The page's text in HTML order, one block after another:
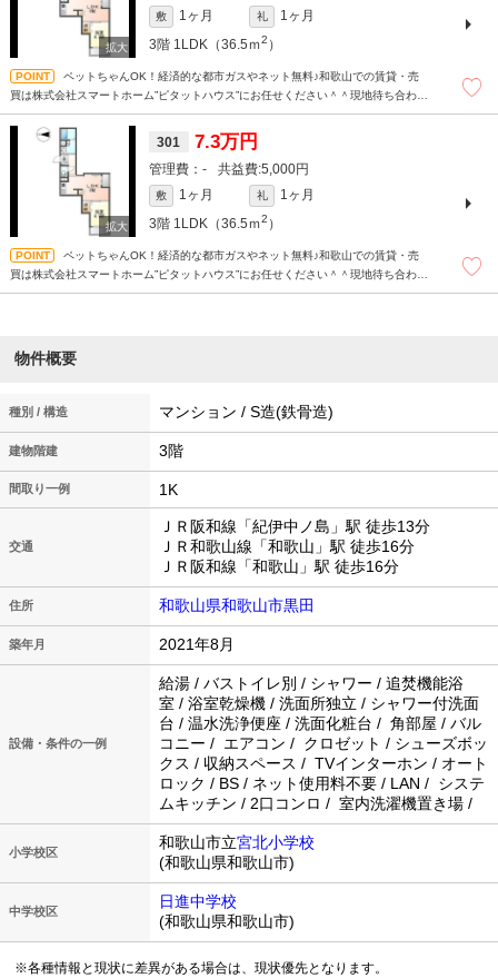
敷 1ヶ月 礼
1ヶ月
3階 1LDK（36.5ｍ2 ）
ペットちゃんOK！経済的な都市ガスやネット無料♪和歌山での賃貸・売
買は株式会社スマートホーム”ピタットハウス”にお任せください＾＾現地待ち合わせ
301 7.3万円
- 5,000円
敷 1ヶ月 礼
1ヶ月
3階 1LDK（36.5ｍ2 ）
ペットちゃんOK！経済的な都市ガスやネット無料♪和歌山での賃貸・売
買は株式会社スマートホーム”ピタットハウス”にお任せください＾＾現地待ち合わせ
物件概要
種別 / 構造 マンション / S造(鉄骨造)
建物階建 3階
間取り一例 1K
交通
ＪＲ阪和線「紀伊中ノ島」駅 徒歩13分
ＪＲ和歌山線「和歌山」駅 徒歩16分
ＪＲ阪和線「和歌山」駅 徒歩16分
住所 和歌山県和歌山市黒田
築年月 2021年8月
設備・条件の一例
給湯 / バストイレ別 / シャワー / 追焚機能浴
室 / 浴室乾燥機 / 洗面所独立 / シャワー付洗面
台 / 温水洗浄便座 / 洗面化粧台 / 角部屋 / バル
コニー / エアコン / クロゼット / シューズボッ
クス / 収納スペース / TVインターホン / オート
ロック / BS / ネット使用料不要 / LAN / システ
ムキッチン / 2口コンロ / 室内洗濯機置き場 /
小学校区
和歌山市立宮北小学校
(和歌山県和歌山市)
中学校区
日進中学校
(和歌山県和歌山市)
※各種情報と現状に差異がある場合は、現状優先となります。